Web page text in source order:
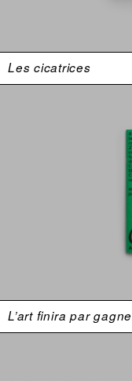
Les cicatrices
L’art finira par